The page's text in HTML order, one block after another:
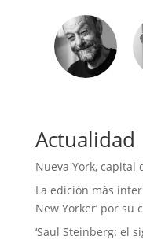
Actualidad
Nueva York, capital
La edición más
New Yorker’ por su
‘Saul Steinberg: el